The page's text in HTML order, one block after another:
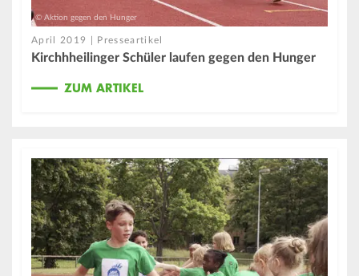
© Aktion gegen den Hunger
April 2019 | Presseartikel
Kirchhheilinger Schüler laufen gegen den Hunger
ZUM ARTIKEL